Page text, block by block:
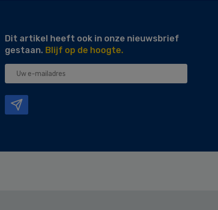
Dit artikel heeft ook in onze nieuwsbrief
gestaan. Blijf op de hoogte.
Uw